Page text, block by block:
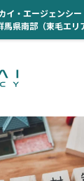
イ・エージェンシー
県南部（東毛エリ